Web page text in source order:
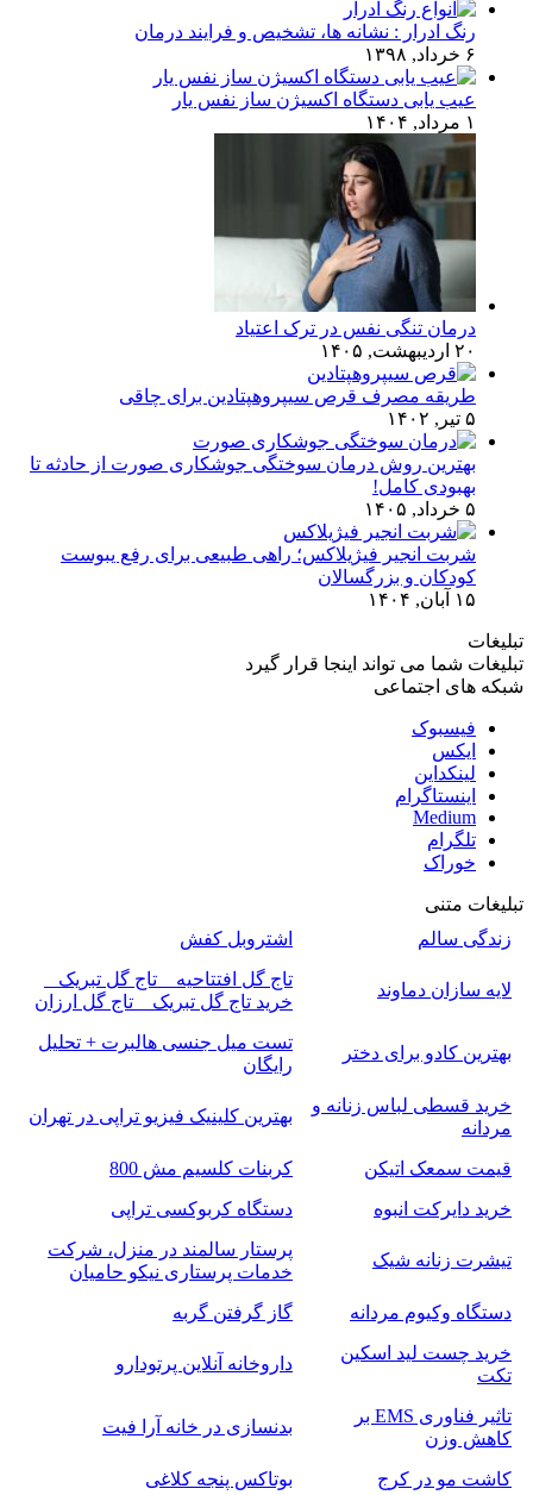
رنگ ادرار : نشانه ها، تشخیص و فرایند درمان
۶ خرداد, ۱۳۹۸
عیب یابی دستگاه اکسیژن ساز نفس یار
۱ مرداد, ۱۴۰۴
درمان تنگی نفس در ترک اعتیاد
۲۰ اردیبهشت, ۱۴۰۵
طریقه مصرف قرص سیپروهپتادین برای چاقی
۵ تیر, ۱۴۰۲
بهترین روش درمان سوختگی جوشکاری صورت از حادثه تا
بهبودی کامل!
۵ خرداد, ۱۴۰۵
شربت انجیر فیژیلاکس؛ راهی طبیعی برای رفع یبوست
کودکان و بزرگسالان
۱۵ آبان, ۱۴۰۴
تبلیغات
تبلیغات شما می تواند اینجا قرار گیرد
شبکه های اجتماعی
فیسبوک
ایکس
لینکداین
اینستاگرام
Medium
تلگرام
خوراک
تبلیغات متنی
زندگی سالم
اشتروبل کفش
لایه سازان دماوند
تاج گل افتتاحیه _ تاج گل تبریک _
خرید تاج گل تبریک _ تاج گل ارزان
بهترین کادو برای دختر
تست میل جنسی هالبرت + تحلیل
رایگان
خرید قسطی لباس زنانه و
مردانه
بهترین کلینیک فیزیو تراپی در تهران
قیمت سمعک اتیکن
کربنات کلسیم مش 800
خرید دایرکت انبوه
دستگاه کربوکسی تراپی
تیشرت زنانه شیک
پرستار سالمند در منزل، شرکت
خدمات پرستاری نیکو حامیان
دستگاه وکیوم مردانه
گاز گرفتن گربه
خرید چست لید اسکین
تکت
داروخانه آنلاین پرتودارو
تاثیر فناوری EMS بر
کاهش وزن
بدنسازی در خانه آرا فیت
کاشت مو در کرج بوتاکس پنجه کلاغی